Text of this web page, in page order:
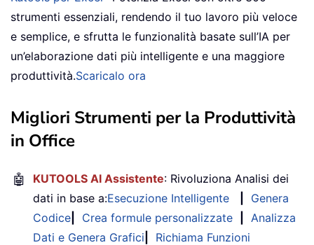
strumenti essenziali, rendendo il tuo lavoro più veloce
e semplice, e sfrutta le funzionalità basate sull’IA per
un’elaborazione dati più intelligente e una maggiore
produttività.Scaricalo ora
Migliori Strumenti per la Produttività
in Office
🤖 KUTOOLS AI Assistente: Rivoluziona Analisi dei
dati in base a:Esecuzione Intelligente
Genera
Codice
Crea formule personalizzate
Analizza
Dati e Genera Grafici
Richiama Funzioni